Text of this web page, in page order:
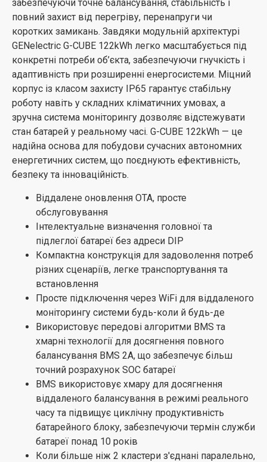
забезпечуючи точне балансування, стабільність і
повний захист від перегріву, перенапруги чи
коротких замикань. Завдяки модульній архітектурі
GENelectric G-CUBE 122kWh легко масштабується під
конкретні потреби об’єкта, забезпечуючи гнучкість і
адаптивність при розширенні енергосистеми. Міцний
корпус із класом захисту IP65 гарантує стабільну
роботу навіть у складних кліматичних умовах, а
зручна система моніторингу дозволяє відстежувати
стан батарей у реальному часі. G-CUBE 122kWh — це
надійна основа для побудови сучасних автономних
енергетичних систем, що поєднують ефективність,
безпеку та інноваційність.
Віддалене оновлення OTA, просте
обслуговування
Інтелектуальне визначення головної та
підлеглої батареї без адреси DIP
Компактна конструкція для задоволення потреб
різних сценаріїв, легке транспортування та
встановлення
Просте підключення через WiFi для віддаленого
моніторингу системи будь-коли й будь-де
Використовує передові алгоритми BMS та
хмарні технології для досягнення повного
балансування BMS 2А, що забезпечує більш
точний розрахунок SOC батареї
BMS використовує хмару для досягнення
віддаленого балансування в режимі реального
часу та підвищує циклічну продуктивність
батарейного блоку, забезпечуючи термін служби
батареї понад 10 років
Коли більше ніж 2 кластери з'єднані паралельно,